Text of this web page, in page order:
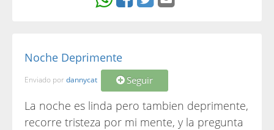
Noche Deprimente
Enviado por dannycat Seguir
La noche es linda pero tambien deprimente,
recorre tristeza por mi mente, y la pregunta